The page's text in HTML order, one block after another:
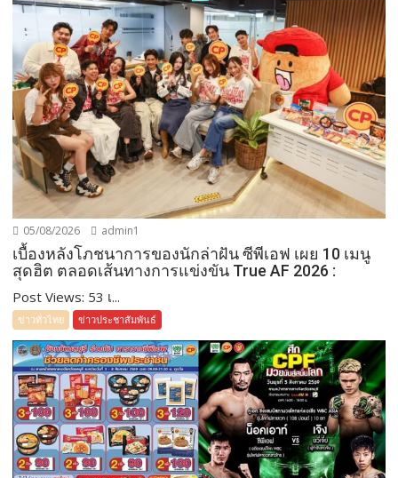
05/08/2026 admin1
เบื้องหลังโภชนาการของนักล่าฝัน ซีพีเอฟ เผย 10 เมนู
สุดฮิต ตลอดเส้นทางการแข่งขัน True AF 2026 :
Post Views: 53 เ...
ข่าวทั่วไทย ข่าวประชาสัมพันธ์